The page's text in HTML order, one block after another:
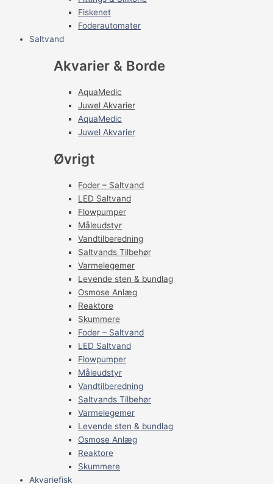
Fiskenet
Foderautomater
Saltvand
Akvarier & Borde
AquaMedic
Juwel Akvarier
AquaMedic
Juwel Akvarier
Øvrigt
Foder – Saltvand
LED Saltvand
Flowpumper
Måleudstyr
Vandtilberedning
Saltvands Tilbehør
Varmelegemer
Levende sten & bundlag
Osmose Anlæg
Reaktore
Skummere
Foder – Saltvand
LED Saltvand
Flowpumper
Måleudstyr
Vandtilberedning
Saltvands Tilbehør
Varmelegemer
Levende sten & bundlag
Osmose Anlæg
Reaktore
Skummere
Akvariefisk